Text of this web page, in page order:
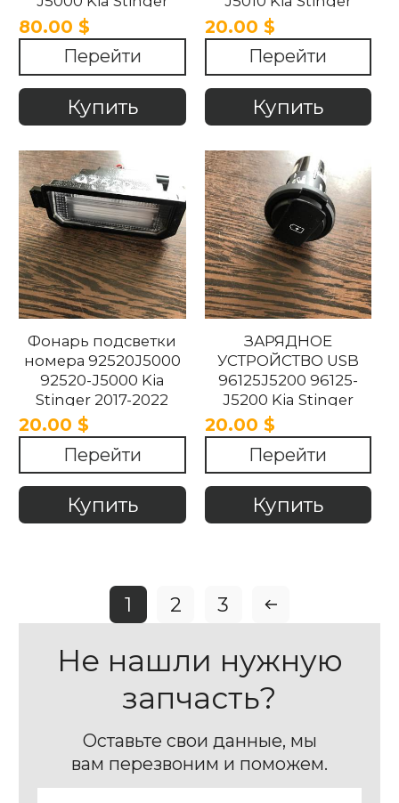
2017-2022
80.00 $
Перейти
Купить
2017-2022
20.00 $
Перейти
Купить
Фонарь подсветки
номера 92520J5000
92520-J5000 Kia
Stinger 2017-2022
20.00 $
Перейти
Купить
ЗАРЯДНОЕ
УСТРОЙСТВО USB
96125J5200 96125-
J5200 Kia Stinger
2017-2022
20.00 $
Перейти
Купить
1 2 3
Не нашли нужную
запчасть?
Оставьте свои данные, мы
вам перезвоним и поможем.